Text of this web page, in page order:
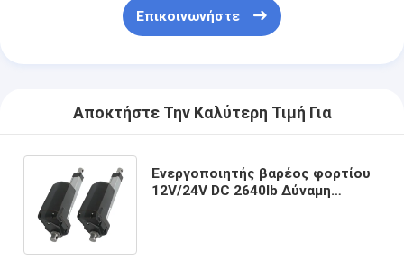
Επικοινωνήστε
Αποκτήστε Την Καλύτερη Τιμή Για
Ενεργοποιητής βαρέος φορτίου
12V/24V DC 2640lb Δύναμη